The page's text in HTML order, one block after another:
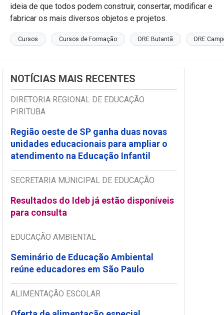
ideia de que todos podem construir, consertar, modificar e
fabricar os mais diversos objetos e projetos.
Cursos Cursos de Formação DRE Butantã DRE
NOTÍCIAS MAIS RECENTES
DIRETORIA REGIONAL DE EDUCAÇÃO
PIRITUBA
Região oeste de SP ganha duas novas
unidades educacionais para ampliar o
atendimento na Educação Infantil
SECRETARIA MUNICIPAL DE EDUCAÇÃO
Resultados do Ideb já estão disponíveis
para consulta
EDUCAÇÃO AMBIENTAL
Seminário de Educação Ambiental
reúne educadores em São Paulo
ALIMENTAÇÃO ESCOLAR